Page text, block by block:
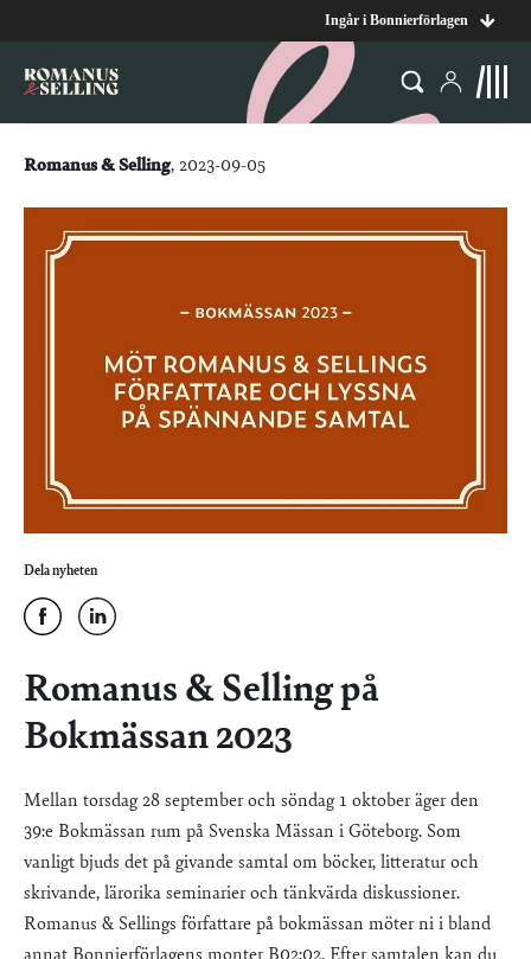
Ingår i Bonnierförlagen
Romanus & Selling, 2023-09-05
Dela nyheten
Romanus & Selling på
Bokmässan 2023
Mellan torsdag 28 september och söndag 1 oktober äger den
39:e Bokmässan rum på Svenska Mässan i Göteborg. Som
vanligt bjuds det på givande samtal om böcker, litteratur och
skrivande, lärorika seminarier och tänkvärda diskussioner.
Romanus & Sellings författare på bokmässan möter ni i bland